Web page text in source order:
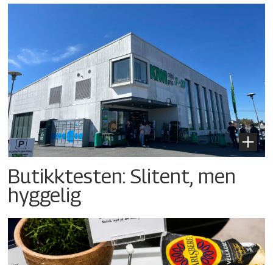
Butikktesten: Slitent, men
hyggelig